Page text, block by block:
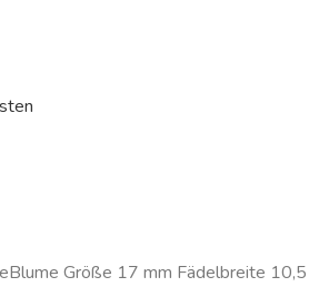
Größe 17 mm Fädelbreite